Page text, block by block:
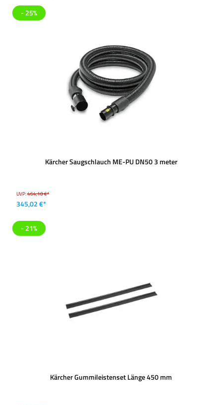
- 25%
Kärcher Saugschlauch ME-PU DN50 3 meter
UVP:464,10 €*
345,02 €*
- 21%
Kärcher Gummileistenset Länge 450 mm